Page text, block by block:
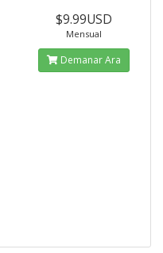
$9.99USD
Mensual
Demanar Ara